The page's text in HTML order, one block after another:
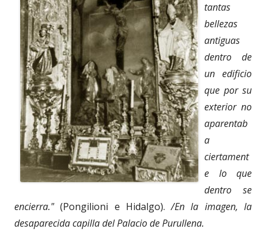
tantas
bellezas
antiguas
dentro de
un edificio
que por su
exterior no
aparentab
a
ciertament
e lo que
dentro se
encierra."(Pongilioni e Hidalgo)./En la imagen, la
desaparecida capilla del Palacio de Purullena.